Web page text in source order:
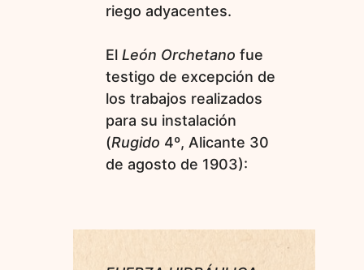
riego adyacentes.
El León Orchetano fue
testigo de excepción de
los trabajos realizados
para su instalación
(Rugido 4º, Alicante 30
de agosto de 1903):